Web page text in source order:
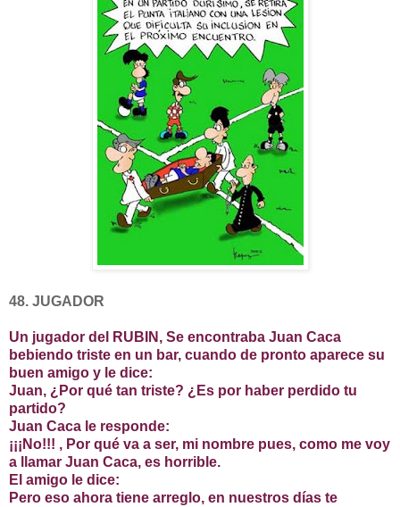
48. JUGADOR
Un jugador del RUBIN, Se encontraba Juan Caca
bebiendo triste en un bar, cuando de pronto aparece su
buen amigo y le dice:
Juan, ¿Por qué tan triste? ¿Es por haber perdido tu
partido?
Juan Caca le responde:
¡¡¡No!!! , Por qué va a ser, mi nombre pues, como me voy
a llamar Juan Caca, es horrible.
El amigo le dice:
Pero eso ahora tiene arreglo, en nuestros días te